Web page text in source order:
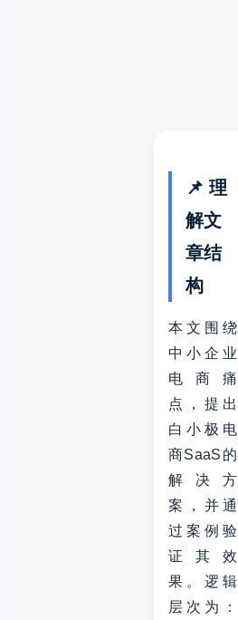
📌 理
解文
章结
构
本文围绕
中小企业
电商痛
点，提出
白小极电
商SaaS的
解决方
案，并通
过案例验
证其效
果。逻辑
层次为：